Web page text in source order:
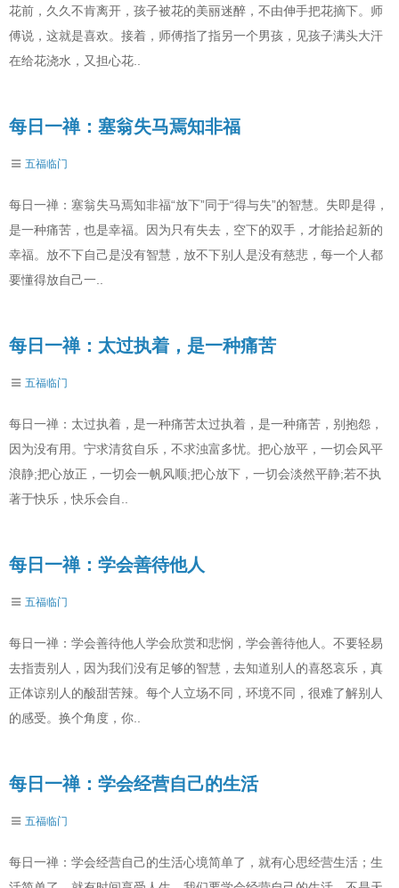
花前，久久不肯离开，孩子被花的美丽迷醉，不由伸手把花摘下。师
傅说，这就是喜欢。接着，师傅指了指另一个男孩，见孩子满头大汗
在给花浇水，又担心花..
每日一禅：塞翁失马焉知非福
五福临门
每日一禅：塞翁失马焉知非福“放下”同于“得与失”的智慧。失即是得，
是一种痛苦，也是幸福。因为只有失去，空下的双手，才能拾起新的
幸福。放不下自己是没有智慧，放不下别人是没有慈悲，每一个人都
要懂得放自己一..
每日一禅：太过执着，是一种痛苦
五福临门
每日一禅：太过执着，是一种痛苦太过执着，是一种痛苦，别抱怨，
因为没有用。宁求清贫自乐，不求浊富多忧。把心放平，一切会风平
浪静;把心放正，一切会一帆风顺;把心放下，一切会淡然平静;若不执
著于快乐，快乐会自..
每日一禅：学会善待他人
五福临门
每日一禅：学会善待他人学会欣赏和悲悯，学会善待他人。不要轻易
去指责别人，因为我们没有足够的智慧，去知道别人的喜怒哀乐，真
正体谅别人的酸甜苦辣。每个人立场不同，环境不同，很难了解别人
的感受。换个角度，你..
每日一禅：学会经营自己的生活
五福临门
每日一禅：学会经营自己的生活心境简单了，就有心思经营生活；生